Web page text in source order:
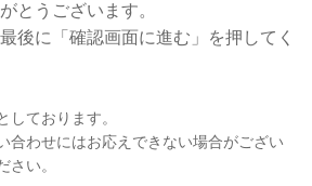
とうございます。
後に「確認画面に進む」を押してく
ております。
合わせにはお応えできない場合がござい
さい。